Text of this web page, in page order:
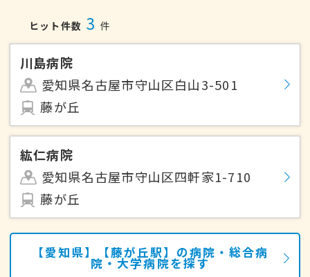
ヒット件数 3 件
川島病院
愛知県名古屋市守山区白山3-501
藤が丘
紘仁病院
愛知県名古屋市守山区四軒家1-710
藤が丘
【愛知県】【藤が丘駅】の病院・総合病
院・大学病院を探す